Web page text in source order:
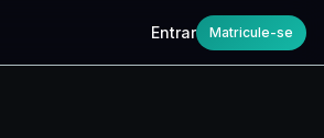
Entrar Matricule-se